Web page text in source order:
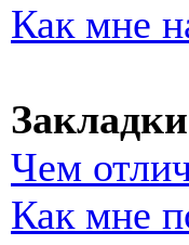
Как мне
Чем
Как мне